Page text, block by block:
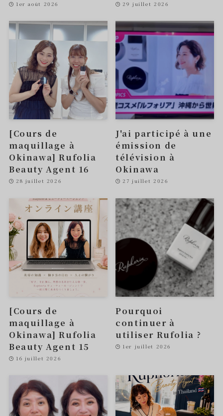
1er août 2026 29 juillet 2026
[Cours de
maquillage à
Okinawa] Rufolia
Beauty Agent 16
28 juillet 2026
J'ai participé à une
émission de
télévision à
Okinawa
27 juillet 2026
[Cours de
maquillage à
Okinawa] Rufolia
Beauty Agent 15
16 juillet 2026
Pourquoi
continuer à
utiliser Rufolia ?
1er juillet 2026